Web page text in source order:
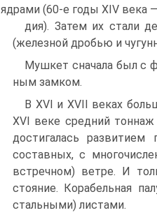
ядрами (60-е годы XIV века
дия). Затем их стали
(железной дробью и
Мушкет сначала был с
ным замком.
В XVI и XVII веках
XVI веке средний
достигалась
составных, с
встречном) ветре. И
стояние. Корабельная
стальными) листами.